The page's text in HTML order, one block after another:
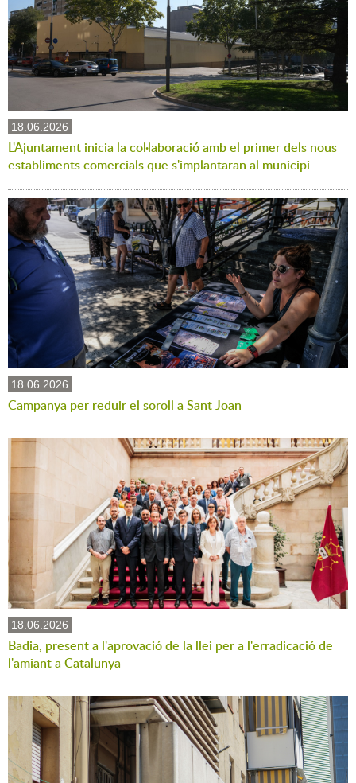
18.06.2026
L'Ajuntament inicia la col·laboració amb el primer dels nous
establiments comercials que s'implantaran al municipi
18.06.2026
Campanya per reduir el soroll a Sant Joan
18.06.2026
Badia, present a l'aprovació de la llei per a l'erradicació de
l'amiant a Catalunya